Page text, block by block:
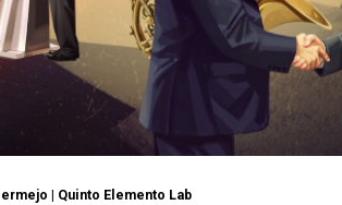
| Quinto Elemento Lab